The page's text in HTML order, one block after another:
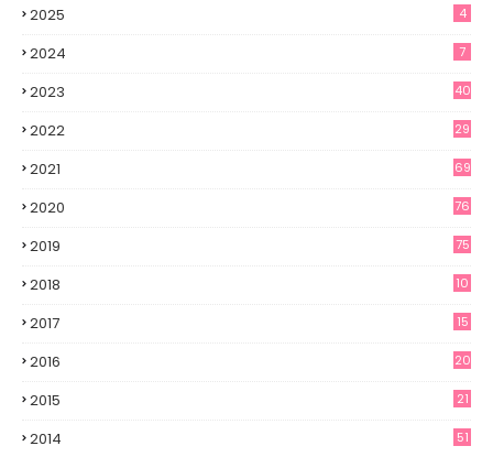
2025 4
2024 7
2023 40
2022 29
2021 69
2020 76
2019 75
2018 10
2017 15
2016 20
2015 21
2014 51